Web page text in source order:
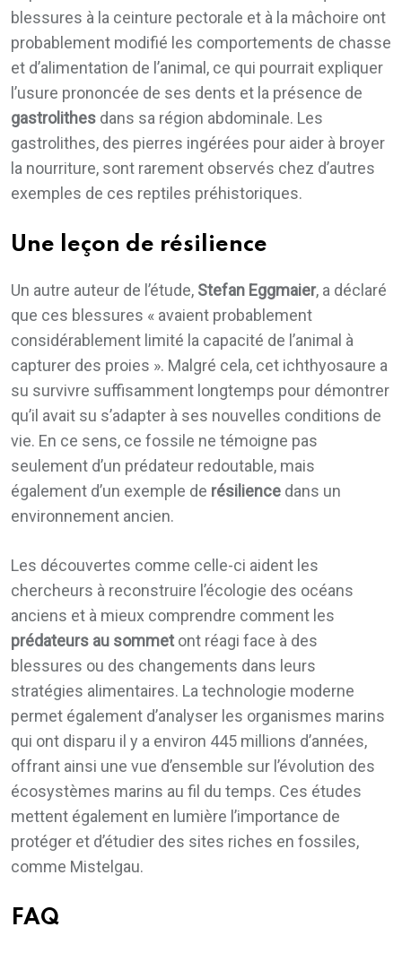
blessures à la ceinture pectorale et à la mâchoire ont
probablement modifié les comportements de chasse
et d’alimentation de l’animal, ce qui pourrait expliquer
l’usure prononcée de ses dents et la présence de
gastrolithes dans sa région abdominale. Les
gastrolithes, des pierres ingérées pour aider à broyer
la nourriture, sont rarement observés chez d’autres
exemples de ces reptiles préhistoriques.
Une leçon de résilience
Un autre auteur de l’étude, Stefan Eggmaier, a déclaré
que ces blessures « avaient probablement
considérablement limité la capacité de l’animal à
capturer des proies ». Malgré cela, cet ichthyosaure a
su survivre suffisamment longtemps pour démontrer
qu’il avait su s’adapter à ses nouvelles conditions de
vie. En ce sens, ce fossile ne témoigne pas
seulement d’un prédateur redoutable, mais
également d’un exemple de résilience dans un
environnement ancien.
Les découvertes comme celle-ci aident les
chercheurs à reconstruire l’écologie des océans
anciens et à mieux comprendre comment les
prédateurs au sommetont réagi face à des
blessures ou des changements dans leurs
stratégies alimentaires. La technologie moderne
permet également d’analyser les organismes marins
qui ont disparu il y a environ 445 millions d’années,
offrant ainsi une vue d’ensemble sur l’évolution des
écosystèmes marins au fil du temps. Ces études
mettent également en lumière l’importance de
protéger et d’étudier des sites riches en fossiles,
comme Mistelgau.
FAQ